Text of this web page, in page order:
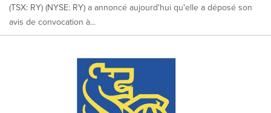
(TSX: RY) (NYSE: RY) a annoncé aujourd'hui qu'elle a déposé son
avis de convocation à...